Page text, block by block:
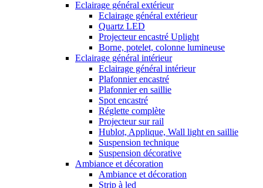
Eclairage général extérieur
Eclairage général extérieur
Quartz LED
Projecteur encastré Uplight
Borne, potelet, colonne lumineuse
Eclairage général intérieur
Eclairage général intérieur
Plafonnier encastré
Plafonnier en saillie
Spot encastré
Réglette complète
Projecteur sur rail
Hublot, Applique, Wall light en saillie
Suspension technique
Suspension décorative
Ambiance et décoration
Ambiance et décoration
Strip à led